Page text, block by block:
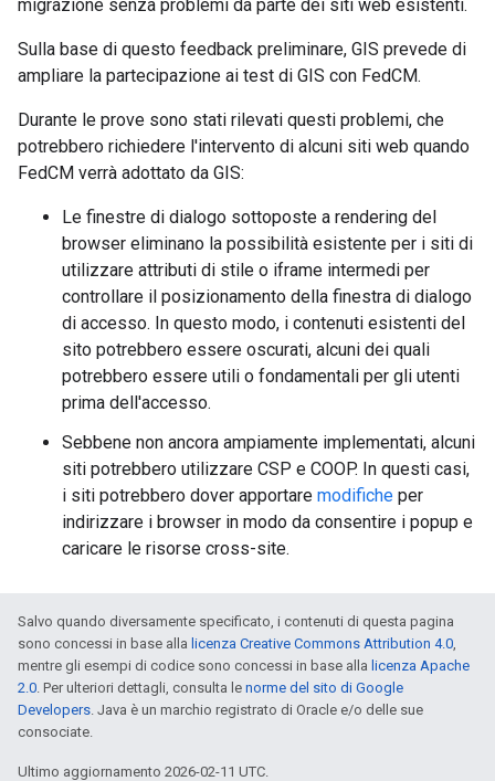
migrazione senza problemi da parte dei siti web esistenti.
Sulla base di questo feedback preliminare, GIS prevede di
ampliare la partecipazione ai test di GIS con FedCM.
Durante le prove sono stati rilevati questi problemi, che
potrebbero richiedere l'intervento di alcuni siti web quando
FedCM verrà adottato da GIS:
Le finestre di dialogo sottoposte a rendering del
browser eliminano la possibilità esistente per i siti di
utilizzare attributi di stile o iframe intermedi per
controllare il posizionamento della finestra di dialogo
di accesso. In questo modo, i contenuti esistenti del
sito potrebbero essere oscurati, alcuni dei quali
potrebbero essere utili o fondamentali per gli utenti
prima dell'accesso.
Sebbene non ancora ampiamente implementati, alcuni
siti potrebbero utilizzare CSP e COOP. In questi casi,
i siti potrebbero dover apportare modifiche per
indirizzare i browser in modo da consentire i popup e
caricare le risorse cross-site.
Salvo quando diversamente specificato, i contenuti di questa pagina
sono concessi in base alla licenza Creative Commons Attribution 4.0
mentre gli esempi di codice sono concessi in base alla licenza Apache
2.0 . Per ulteriori dettagli, consulta le norme del sito di Google
Developers . Java è un marchio registrato di Oracle e/o delle sue
consociate.
Ultimo aggiornamento 2026-02-11 UTC.